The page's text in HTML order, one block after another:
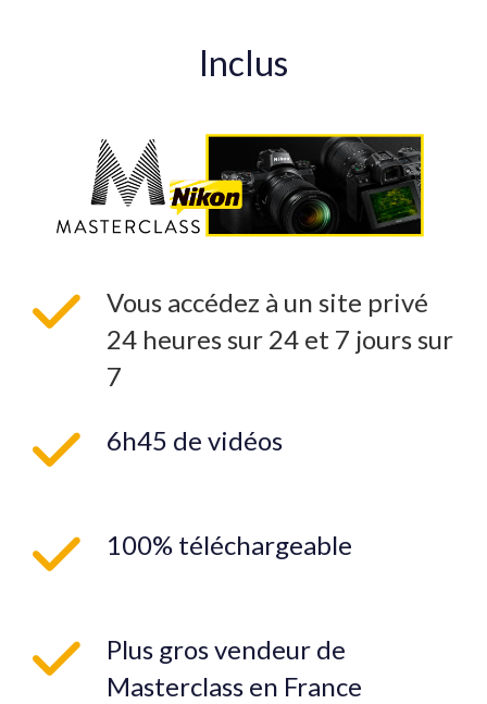
Inclus
Vous accédez à un site privé
24 heures sur 24 et 7 jours sur
7
6h45 de vidéos
100% téléchargeable
Plus gros vendeur de
Masterclass en France